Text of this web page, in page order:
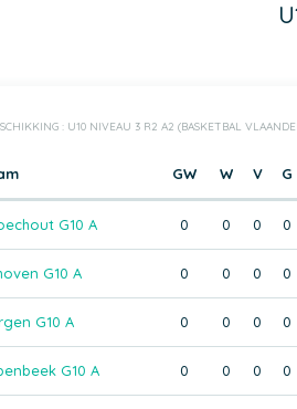
: U10 NIVEAU 3 R2 A2 (BASKETBAL
GW W V G
G10 A 0 0 0 0
G10 A 0 0 0 0
G10 A 0 0 0 0
G10 A 0 0 0 0